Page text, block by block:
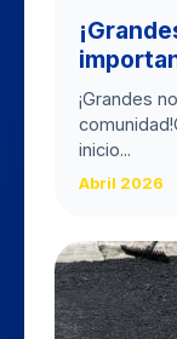
​¡Grandes
inicio...
Abril 2026